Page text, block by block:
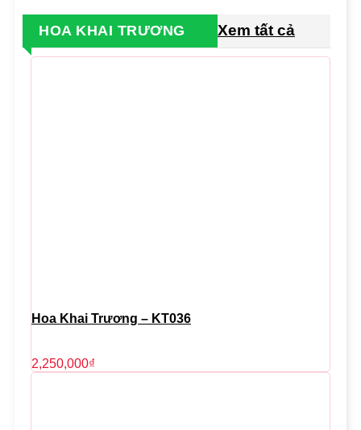
HOA KHAI TRƯƠNG Xem tất cả
Hoa Khai Trương – KT036
2,250,000₫